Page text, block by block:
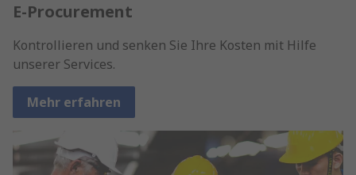
E-Procurement
Kontrollieren und senken Sie Ihre Kosten mit Hilfe
unserer Services.
Mehr erfahren